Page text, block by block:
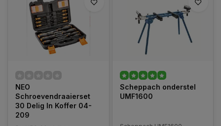
NEO
Schroevendraaierset
30 Delig In Koffer 04-
209
Scheppach onderstel
UMF1600